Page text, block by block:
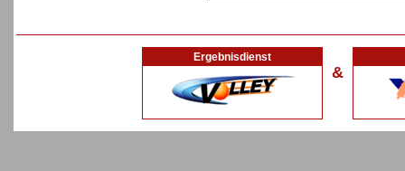
Ergebnisdienst
&